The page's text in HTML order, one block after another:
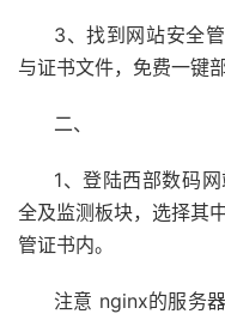
3、找到网站安全
与证书文件，免费一键部
二、
1、登陆西部数码
全及监测板块，选择其
管证书内。
注意 nginx的服务